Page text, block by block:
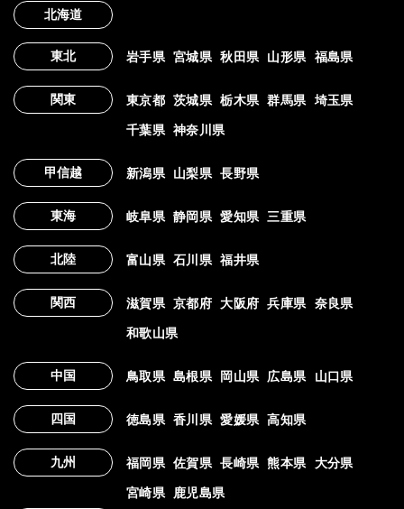
北海道
東北 岩手県 宮城県 秋田県 山形県 福島県
関東 東京都 茨城県 栃木県 群馬県 埼玉県
千葉県 神奈川県
甲信越 新潟県 山梨県 長野県
東海 岐阜県 静岡県 愛知県 三重県
北陸 富山県 石川県 福井県
関西 滋賀県 京都府 大阪府 兵庫県 奈良県
和歌山県
中国 鳥取県 島根県 岡山県 広島県 山口県
四国 徳島県 香川県 愛媛県 高知県
九州 福岡県 佐賀県 長崎県 熊本県 大分県
宮崎県
鹿児島県